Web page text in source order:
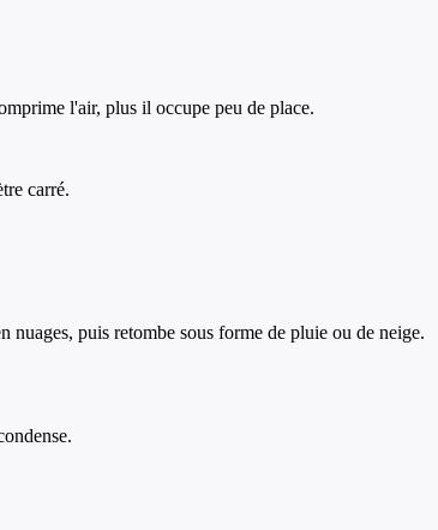
l'air, plus il occupe peu de place.
carré.
nuages, puis retombe sous forme de pluie ou de neige.